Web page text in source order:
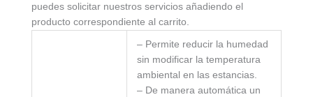
puedes solicitar nuestros servicios añadiendo el
producto correspondiente al carrito.
– Permite reducir la humedad
sin modificar la temperatura
ambiental en las estancias.
– De manera automática un